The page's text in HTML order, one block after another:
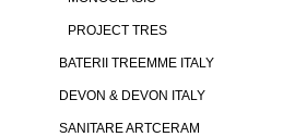
PROJECT TRES
BATERII TREEMME ITALY
DEVON & DEVON ITALY
SANITARE ARTCERAM